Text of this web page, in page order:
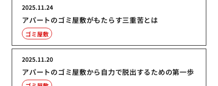
アパートのゴミ屋敷がもたらす三重苦とは
2025.11.24
ゴミ屋敷
アパートのゴミ屋敷から自力で脱出するための第一歩
2025.11.20